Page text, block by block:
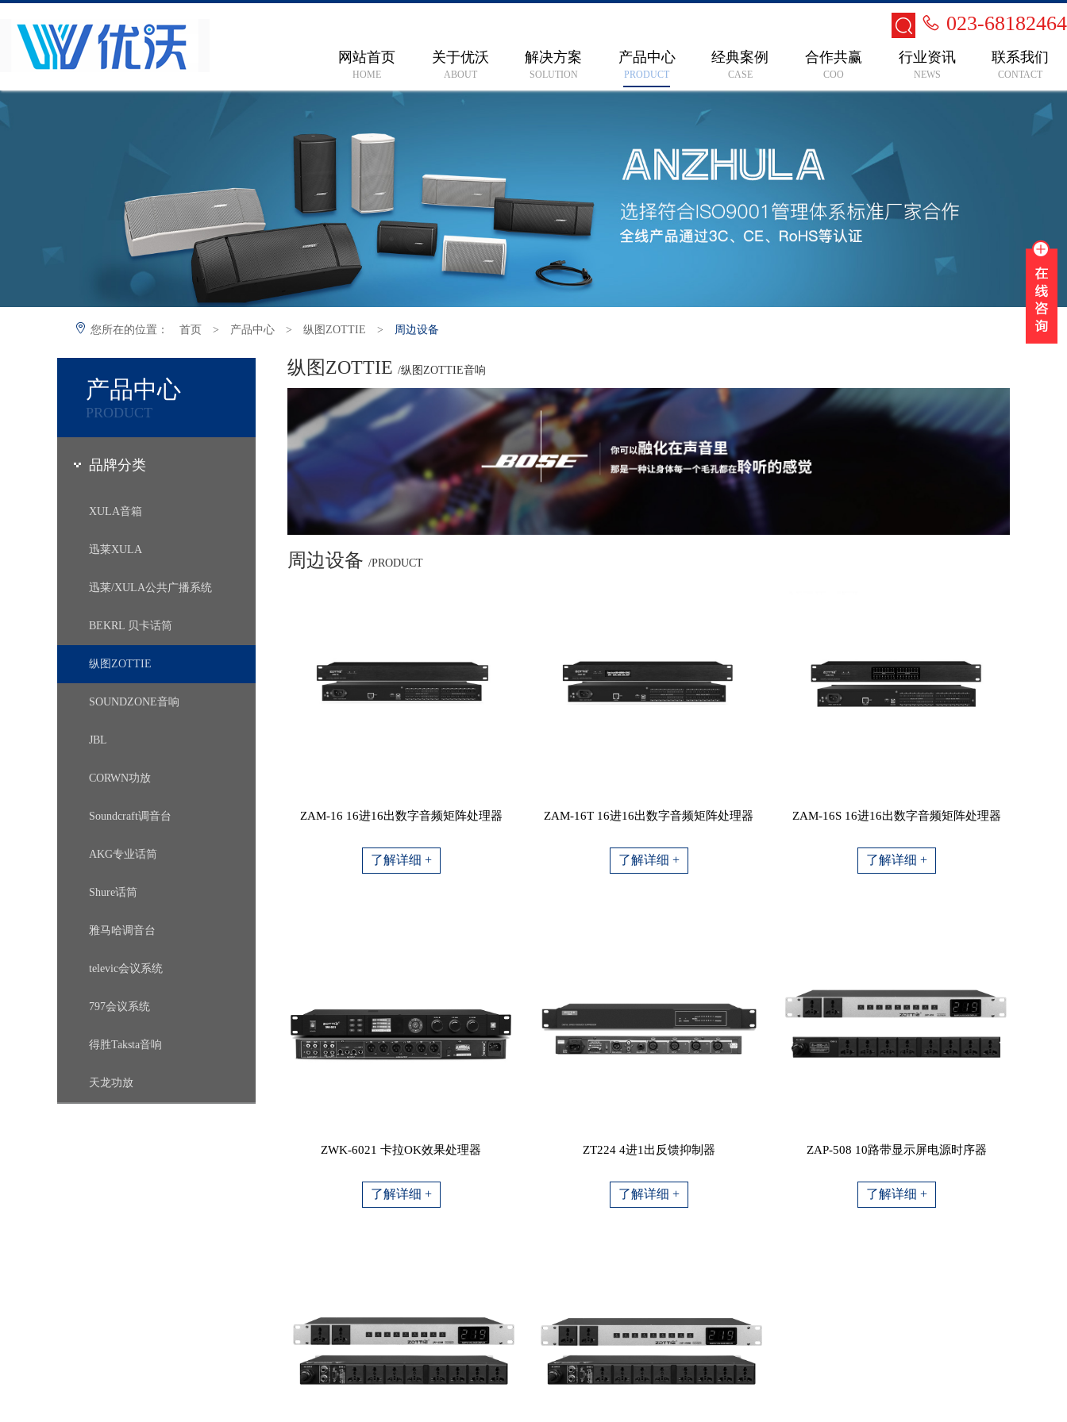
023-68182464
网站首页
HOME
关于优沃
ABOUT
解决方案
SOLUTION
产品中心
PRODUCT
经典案例
CASE
合作共赢
COO
行业资讯
NEWS
联系我们
CONTACT
您所在的位置： 首页 > 产品中心 > 纵图ZOTTIE > 周边设备
产品中心
PRODUCT
品牌分类
XULA音箱
迅莱XULA
迅莱/XULA公共广播系统
BEKRL 贝卡话筒
纵图ZOTTIE
SOUNDZONE音响
JBL
CORWN功放
Soundcraft调音台
AKG专业话筒
Shure话筒
雅马哈调音台
televic会议系统
797会议系统
得胜Taksta音响
天龙功放
纵图ZOTTIE /纵图ZOTTIE音响
周边设备 /PRODUCT
ZAM-16 16进16出数字音频矩阵处理器
了解详细 +
ZAM-16T 16进16出数字音频矩阵处理器
了解详细 +
ZAM-16S 16进16出数字音频矩阵处理器
了解详细 +
ZWK-6021 卡拉OK效果处理器
了解详细 +
ZT224 4进1出反馈抑制器
了解详细 +
ZAP-508 10路带显示屏电源时序器
了解详细 +